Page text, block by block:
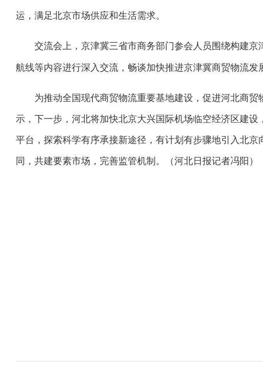
运，满足北京市场供应和生活需求。
交流会上，京津冀三省市商务部门参会人员围绕构建京
航线等内容进行深入交流，畅谈加快推进京津冀商贸物流发
为推动全国现代商贸物流重要基地建设，促进河北商贸
示，下一步，河北将加快北京大兴国际机场临空经济区建
平台，探索科学有序承接新途径，有计划有步骤地引入北
同，共建要素市场，完善监管机制。（河北日报记者冯阳）